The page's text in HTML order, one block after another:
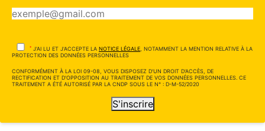
* J'AI LU ET J'ACCEPTE LA NOTICE LÉGALE , NOTAMMENT LA MENTION RELATIVE À LA
PROTECTION DES DONNÉES PERSONNELLES
CONFORMÉMENT À LA LOI 09-08, VOUS DISPOSEZ D'UN DROIT D'ACCÈS, DE
RECTIFICATION ET D'OPPOSITION AU TRAITEMENT DE VOS DONNÉES PERSONNELLES. CE
TRAITEMENT A ÉTÉ AUTORISÉ PAR LA CNDP SOUS LE N° : D-M-52/2020
S'inscrire